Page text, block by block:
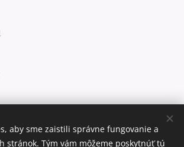
aby sme zaistili správne fungovanie a
stránok. Tým vám môžeme poskytnúť tú